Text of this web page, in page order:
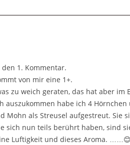
1. Kommentar.
von mir eine 1+.
zu weich geraten, das hat aber im
auszukommen habe ich 4 Hörnchen
Mohn als Streusel aufgestreut. Sie
sich nun teils berührt haben, sind
Luftigkeit und dieses Aroma. ……😊